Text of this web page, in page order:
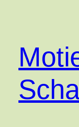
inhoud